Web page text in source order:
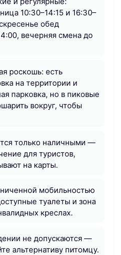
10:30–14:15 и 16:30–
обед
вечерняя смена до
роскошь: есть
на территории и
парковка, но в пиковые
вокруг, чтобы
только наличными —
для туристов,
на карты.
мобильностью
туалеты и зона
креслах.
не допускаются —
альтернативу питомцу.